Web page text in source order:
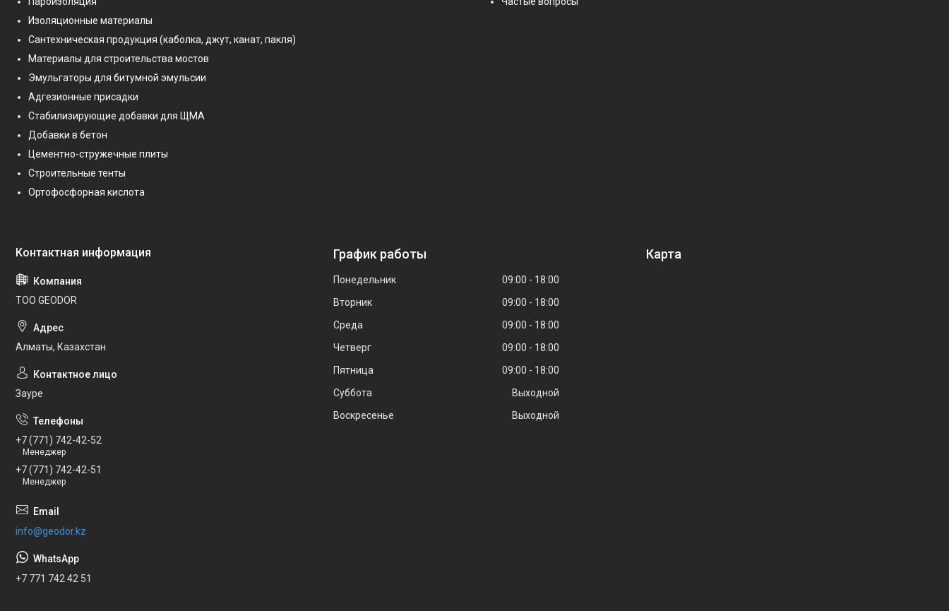
Изоляционные материалы
Сантехническая продукция (каболка, джут, канат, пакля)
Материалы для строительства мостов
Эмульгаторы для битумной эмульсии
Адгезионные присадки
Стабилизирующие добавки для ЩМА
Добавки в бетон
Цементно-стружечные плиты
Строительные тенты
Ортофосфорная кислота
ТОО GEODOR
Алматы, Казахстан
Зауре
+7 (771) 742-42-52
Менеджер
+7 (771) 742-42-51
Менеджер
info@geodor.kz
+7 771 742 42 51
График работы
Понедельник 09:00
18:00
Вторник
09:00
18:00
Среда
09:00
18:00
Четверг
09:00
18:00
Пятница
09:00
18:00
Суббота
Выходной
Воскресенье
Выходной
Карта